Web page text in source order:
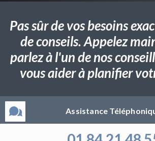
Pas sûr de vos besoins
de conseils. Appelez
parlez à l'un de nos
vous aider à planifier
Assistance